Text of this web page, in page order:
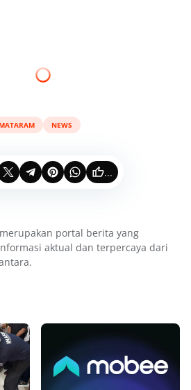
MATARAM NEWS
...
portal berita yang
aktual dan terpercaya dari